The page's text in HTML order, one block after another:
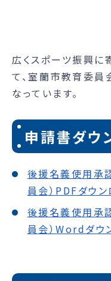
広くスポーツ振興に
て、室蘭市教育委
なっています。
申請書ダウ
後援名義使用承
員会）PDFダウン
後援名義使用承
員会）Wordダウ